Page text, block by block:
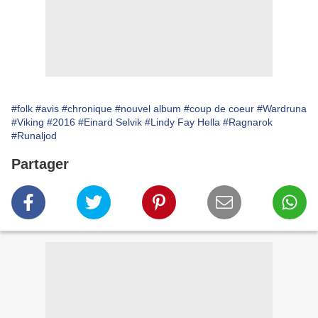
#folk #avis #chronique #nouvel album #coup de coeur #Wardruna
#Viking #2016 #Einard Selvik #Lindy Fay Hella #Ragnarok
#Runaljod
Partager